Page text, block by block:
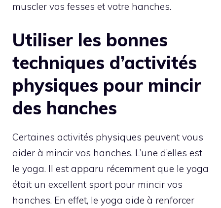
muscler vos fesses et votre hanches.
Utiliser les bonnes
techniques d’activités
physiques pour mincir
des hanches
Certaines activités physiques peuvent vous
aider à mincir vos hanches. L’une d’elles est
le yoga. Il est apparu récemment que le yoga
était un excellent sport pour mincir vos
hanches. En effet, le yoga aide à renforcer